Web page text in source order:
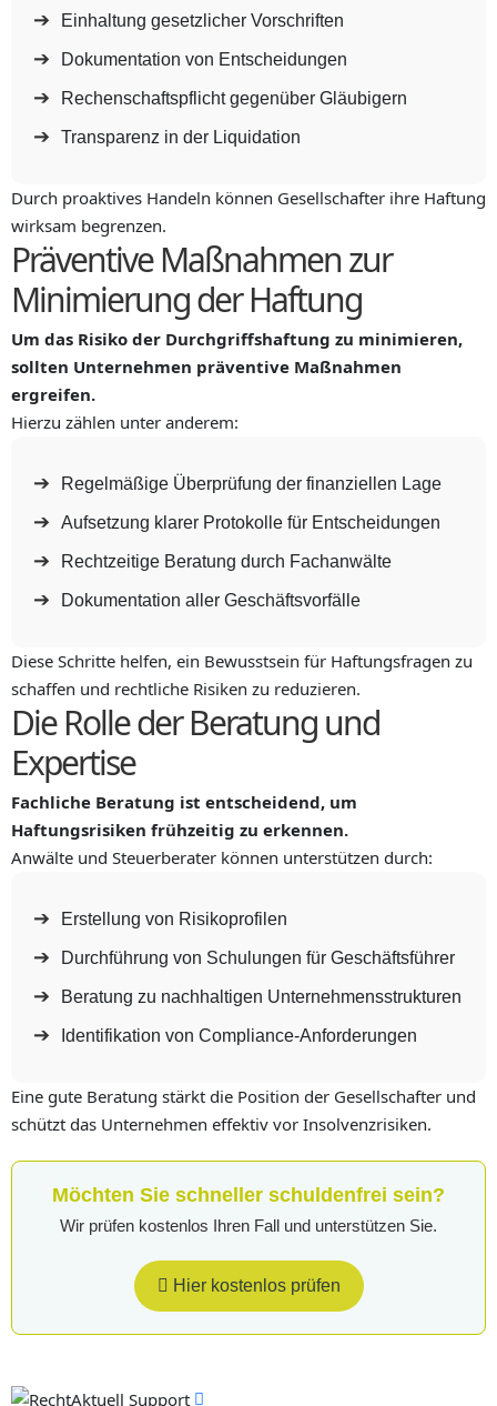
Einhaltung gesetzlicher Vorschriften
Dokumentation von Entscheidungen
Rechenschaftspflicht gegenüber Gläubigern
Transparenz in der Liquidation
Durch proaktives Handeln können Gesellschafter ihre Haftung
wirksam begrenzen.
Präventive Maßnahmen zur
Minimierung der Haftung
Um das Risiko der Durchgriffshaftung zu minimieren,
sollten Unternehmen präventive Maßnahmen
ergreifen.
Hierzu zählen unter anderem:
Regelmäßige Überprüfung der finanziellen Lage
Aufsetzung klarer Protokolle für Entscheidungen
Rechtzeitige Beratung durch Fachanwälte
Dokumentation aller Geschäftsvorfälle
Diese Schritte helfen, ein Bewusstsein für Haftungsfragen zu
schaffen und rechtliche Risiken zu reduzieren.
Die Rolle der Beratung und
Expertise
Fachliche Beratung ist entscheidend, um
Haftungsrisiken frühzeitig zu erkennen.
Anwälte und Steuerberater können unterstützen durch:
Erstellung von Risikoprofilen
Durchführung von Schulungen für Geschäftsführer
Beratung zu nachhaltigen Unternehmensstrukturen
Identifikation von Compliance-Anforderungen
Eine gute Beratung stärkt die Position der Gesellschafter und
schützt das Unternehmen effektiv vor Insolvenzrisiken.
Möchten Sie schneller schuldenfrei sein?
Wir prüfen kostenlos Ihren Fall und unterstützen Sie.
Hier kostenlos prüfen